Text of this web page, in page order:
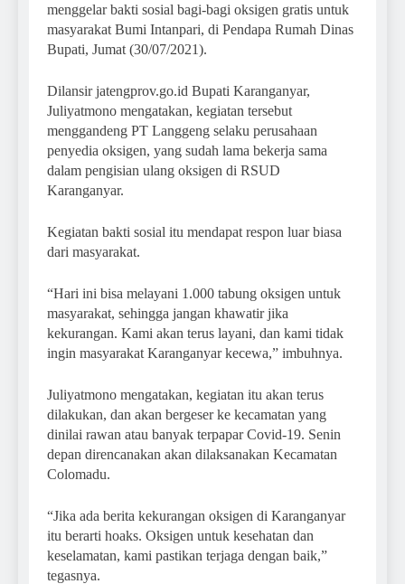
menggelar bakti sosial bagi-bagi oksigen gratis untuk
masyarakat Bumi Intanpari, di Pendapa Rumah Dinas
Bupati, Jumat (30/07/2021).
Dilansir jatengprov.go.id Bupati Karanganyar,
Juliyatmono mengatakan, kegiatan tersebut
menggandeng PT Langgeng selaku perusahaan
penyedia oksigen, yang sudah lama bekerja sama
dalam pengisian ulang oksigen di RSUD
Karanganyar.
Kegiatan bakti sosial itu mendapat respon luar biasa
dari masyarakat.
“Hari ini bisa melayani 1.000 tabung oksigen untuk
masyarakat, sehingga jangan khawatir jika
kekurangan. Kami akan terus layani, dan kami tidak
ingin masyarakat Karanganyar kecewa,” imbuhnya.
Juliyatmono mengatakan, kegiatan itu akan terus
dilakukan, dan akan bergeser ke kecamatan yang
dinilai rawan atau banyak terpapar Covid-19. Senin
depan direncanakan akan dilaksanakan Kecamatan
Colomadu.
“Jika ada berita kekurangan oksigen di Karanganyar
itu berarti hoaks. Oksigen untuk kesehatan dan
keselamatan, kami pastikan terjaga dengan baik,”
tegasnya.